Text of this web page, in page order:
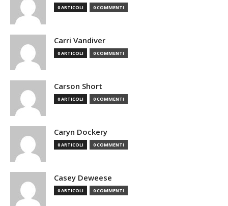
0 ARTICOLI 0 COMMENTI
Carri Vandiver
0 ARTICOLI 0 COMMENTI
Carson Short
0 ARTICOLI 0 COMMENTI
Caryn Dockery
0 ARTICOLI 0 COMMENTI
Casey Deweese
0 ARTICOLI 0 COMMENTI